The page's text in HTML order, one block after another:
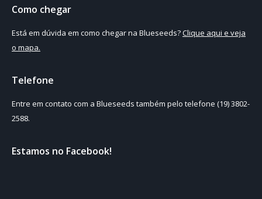
Como chegar
Está em dúvida em como chegar na Blueseeds?Clique aqui e veja
o mapa.
Telefone
Entre em contato com a Blueseeds também pelo telefone (19) 3802-
2588.
Estamos no Facebook!